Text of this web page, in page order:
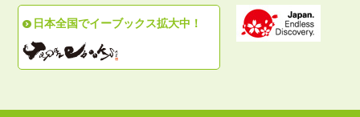
日本全国でイーブックス拡大中！